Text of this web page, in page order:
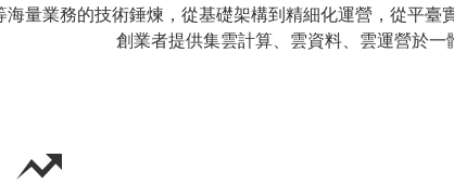
量業務的技術錘煉，從基礎架構到精細化運營，從平
創業者提供集雲計算、雲資料、雲運營於一